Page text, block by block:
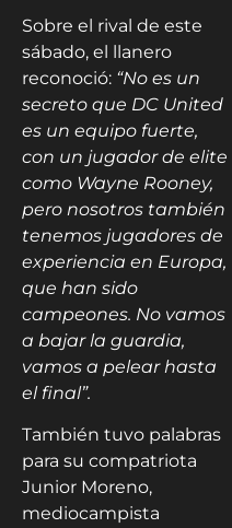
Sobre el rival de este
sábado, el llanero
reconoció: “No es un
secreto que DC United
es un equipo fuerte,
con un jugador de elite
como Wayne Rooney,
pero nosotros también
tenemos jugadores de
experiencia en Europa,
que han sido
campeones. No vamos
a bajar la guardia,
vamos a pelear hasta
el final”.
También tuvo palabras
para su compatriota
Junior Moreno,
mediocampista